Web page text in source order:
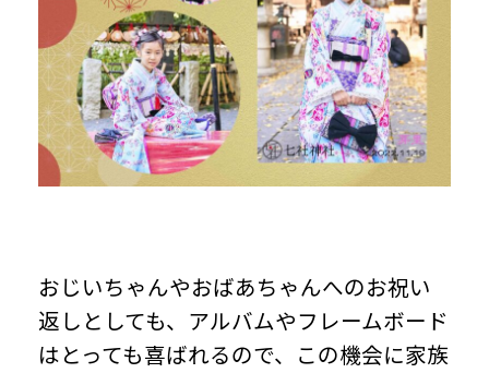
おじいちゃんやおばあちゃんへのお祝い
返しとしても、アルバムやフレームボード
はとっても喜ばれるので、この機会に家族